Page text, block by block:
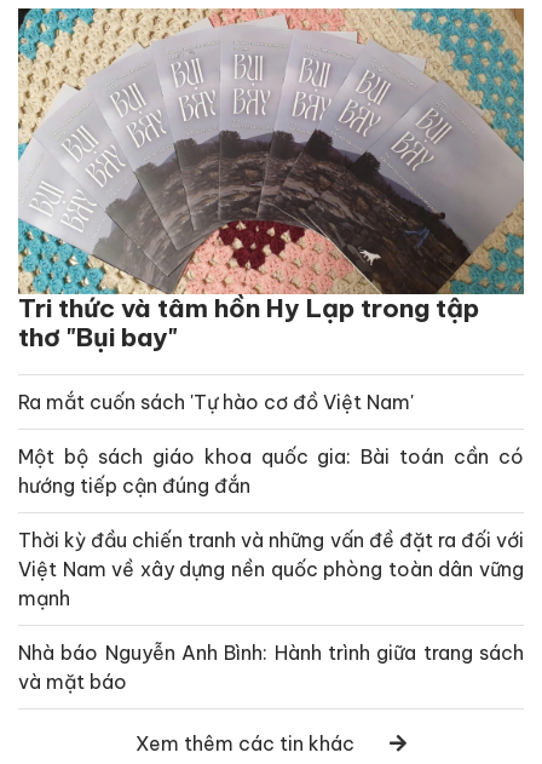
Tri thức và tâm hồn Hy Lạp trong tập
thơ "Bụi bay"
Ra mắt cuốn sách 'Tự hào cơ đồ Việt Nam'
Một bộ sách giáo khoa quốc gia: Bài toán cần có
hướng tiếp cận đúng đắn
Thời kỳ đầu chiến tranh và những vấn đề đặt ra đối với
Việt Nam về xây dựng nền quốc phòng toàn dân vững
mạnh
Nhà báo Nguyễn Anh Bình: Hành trình giữa trang sách
và mặt báo
Xem thêm các tin khác